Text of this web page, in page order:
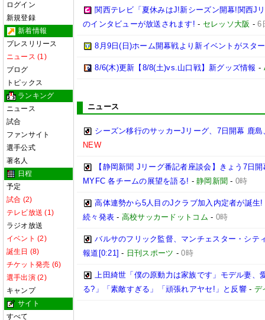
ログイン
新規登録
新着情報
プレスリリース
ニュース (1)
ブログ
トピックス
ランキング
ニュース
試合
ファンサイト
選手公式
著名人
日程
予定
試合 (2)
テレビ放送 (1)
ラジオ放送
イベント (2)
誕生日 (8)
チケット発売 (6)
選手出演 (2)
キャンプ
サイト
すべて
関西テレビ「夏休みはJ!新シーズン開幕!関西J
のインタビューが放送されます! - セレッソ大阪 -6
8月9日(日)ホーム開幕戦より新イベントがスタ
8/6(木)更新【8/8(土)vs.山口戦】新グッズ情報 -
ニュース
シーズン移行のサッカーJリーグ、7日開幕 鹿
NEW
【静岡新聞 Jリーグ番記者座談会】きょう7日
MYFC 各チームの展望を語る! -静岡新聞 - 0時
高体連勢から5人目のJクラブ加入内定者が誕
続々発表 - 高校サッカードットコム - 0時
バルサのフリック監督、マンチェスター・シテ
報道[0:21] - 日刊スポーツ -0時
上田綺世「僕の原動力は家族です」モデル妻
る?」「素敵すぎる」「頑張れアヤセ!」と反響- デ